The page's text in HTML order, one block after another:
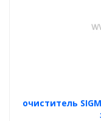
очиститель